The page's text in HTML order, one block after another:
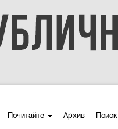
Почитайте Архив Поиск